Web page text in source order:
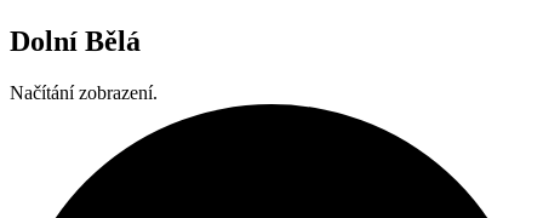
Dolní Bělá
Načítání zobrazení.